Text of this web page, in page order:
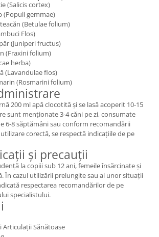
(Salicis cortex)
(Populi gemmae)
(Betulae folium)
Flos)
(Juniperi fructus)
(Fraxini folium)
herba)
(Lavandulae flos)
(Rosmarini folium)
200 ml apă clocotită și se lasă acoperit 10-15
sunt menționate 3-4 căni pe zi, consumate
6-8 săptămâni sau conform recomandării
corectă, se respectă indicațiile de pe
și precauții
la copiii sub 12 ani, femeile însărcinate și
În cazul utilizării prelungite sau al unor situații
respectarea recomandărilor de pe
specialistului.
Articulații Sănătoase